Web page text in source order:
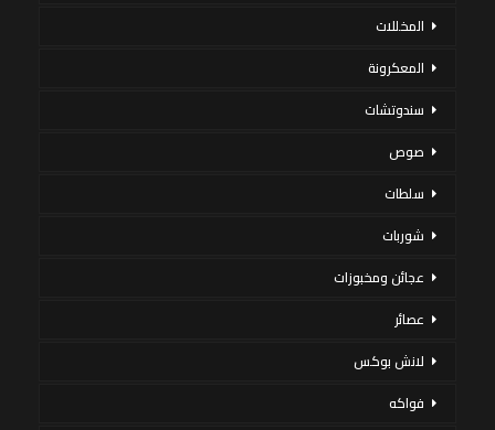
المخللات
المعكرونة
سندوتشات
صوص
سلطات
شوربات
عجائن ومخبوزات
عصائر
لانش بوكس
فواكه